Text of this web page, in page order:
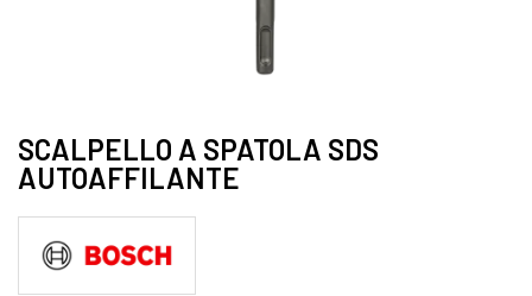
SCALPELLO A SPATOLA SDS
AUTOAFFILANTE